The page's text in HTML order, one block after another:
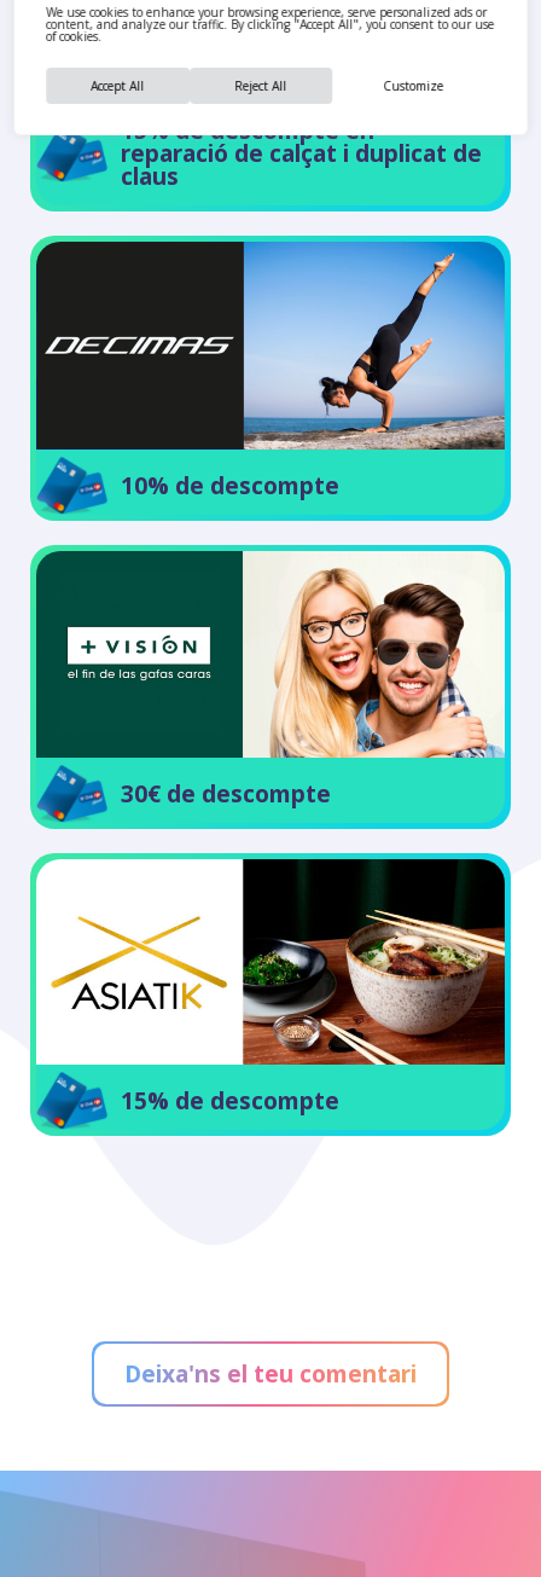
We use cookies to enhance your browsing experience, serve personalized ads or
content, and analyze our traffic. By clicking "Accept All", you consent to our use
of cookies.
Customize
Reject All
Accept All
15% de descompte en
reparació de calçat i duplicat de
claus
10% de descompte
30€ de descompte
15% de descompte
Deixa'ns el teu comentari